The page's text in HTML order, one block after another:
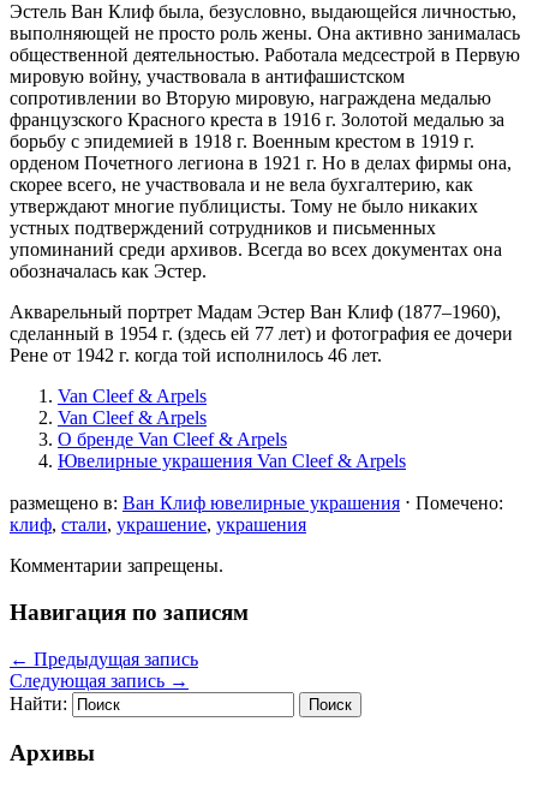
Эстель Ван Клиф была, безусловно, выдающейся личностью,
выполняющей не просто роль жены. Она активно занималась
общественной деятельностью. Работала медсестрой в Первую
мировую войну, участвовала в антифашистском
сопротивлении во Вторую мировую, награждена медалью
французского Красного креста в 1916 г. Золотой медалью за
борьбу с эпидемией в 1918 г. Военным крестом в 1919 г.
орденом Почетного легиона в 1921 г. Но в делах фирмы она,
скорее всего, не участвовала и не вела бухгалтерию, как
утверждают многие публицисты. Тому не было никаких
устных подтверждений сотрудников и письменных
упоминаний среди архивов. Всегда во всех документах она
обозначалась как Эстер.
Акварельный портрет Мадам Эстер Ван Клиф (1877–1960),
сделанный в 1954 г. (здесь ей 77 лет) и фотография ее дочери
Рене от 1942 г. когда той исполнилось 46 лет.
Van Cleef & Arpels
Van Cleef & Arpels
О бренде Van Cleef & Arpels
Ювелирные украшения Van Cleef & Arpels
размещено в: Ван Клиф ювелирные украшения ⋅ Помечено:
клиф, стали, украшение, украшения
Комментарии запрещены.
Навигация по записям
← Предыдущая запись
Следующая запись →
Найти:
Архивы